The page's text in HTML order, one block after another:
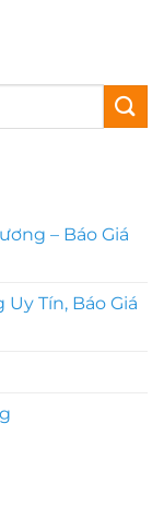
– Báo Giá
Tín, Báo Giá